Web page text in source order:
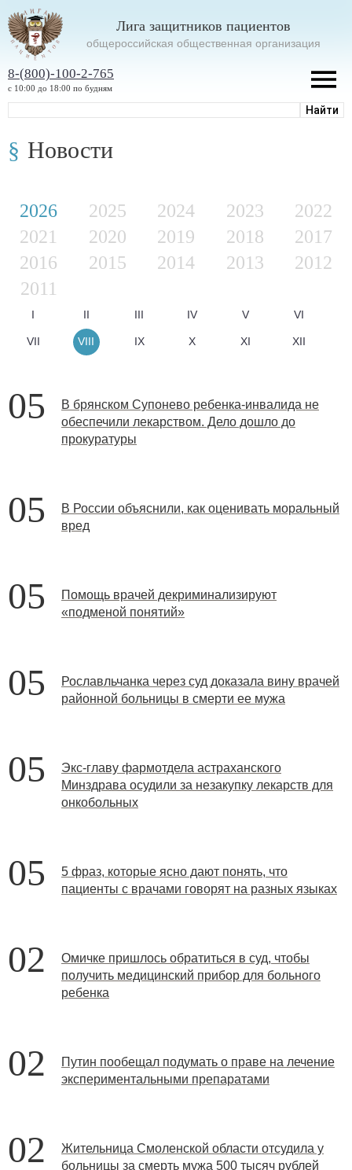
Лига защитников пациентов
oбщероссийская общественная организация
8-(800)-100-2-765
с 10:00 до 18:00 по будням
Новости
2026 2025 2024 2023
2022
2021
2020 2019 2018
2017
2016
2015 2014 2013
2012
2011
I II III IV V VI
VII VIII IX X XI XII
05
В брянском Супонево ребенка-инвалида не
обеспечили лекарством. Дело дошло до
прокуратуры
05
В России объяснили, как оценивать моральный
вред
05
Помощь врачей декриминализируют
«подменой понятий»
05
Рославльчанка через суд доказала вину врачей
районной больницы в смерти ее мужа
05
Экс-главу фармотдела астраханского
Минздрава осудили за незакупку лекарств для
онкобольных
05
5 фраз, которые ясно дают понять, что
пациенты с врачами говорят на разных языках
02
Омичке пришлось обратиться в суд, чтобы
получить медицинский прибор для больного
ребенка
02
Путин пообещал подумать о праве на лечение
экспериментальными препаратами
02
Жительница Смоленской области отсудила у
больницы за смерть мужа 500 тысяч рублей